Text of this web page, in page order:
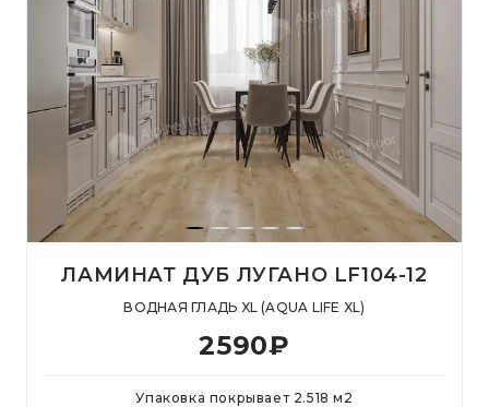
ЛАМИНАТ ДУБ ЛУГАНО LF104-12
ВОДНАЯ ГЛАДЬ XL (AQUA LIFE XL)
2590₽
Упаковка покрывает 2.518 м 2